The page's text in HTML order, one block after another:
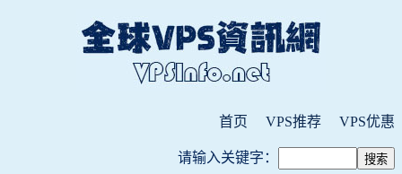
首页 VPS推荐 VPS优惠
请输入关键字：